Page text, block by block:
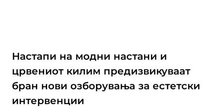
Настапи на модни настани и
црвениот килим предизвикуваат
бран нови озборувања за естетски
интервенции